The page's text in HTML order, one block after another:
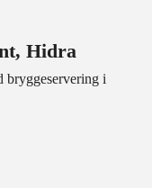
Hidra
bryggeservering i